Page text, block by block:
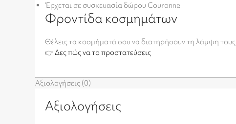
Έρχεται σε συσκευασία δώρου Couronne
Φροντίδα κοσμημάτων
Θέλεις τα κοσμήματά σου να διατηρήσουν τη λάμψη
👉Δες πώς να το προστατεύσεις
Αξιολογήσεις (0)
Αξιολογήσεις